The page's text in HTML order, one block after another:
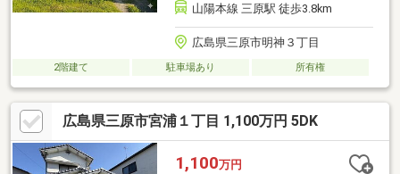
山陽本線 三原駅 徒歩3.8km
広島県三原市明神３丁目
2階建て 駐車場あり 所有権
広島県三原市宮浦１丁目 1,100万円 5DK
1,100万円